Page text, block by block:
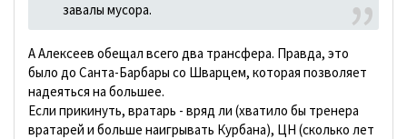
завалы мусора.
А Алексеев обещал всего два трансфера. Правда, это
было до Санта-Барбары со Шварцем, которая позволяет
надеяться на большее.
Если прикинуть, вратарь - вряд ли (хватило бы тренера
вратарей и больше наигрывать Курбана), ЦН (сколько лет